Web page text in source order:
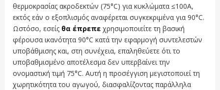
θερμοκρασίας ακροδεκτών (75°C) για κυκλώματα ≤100A,
εκτός εάν ο εξοπλισμός αναφέρεται συγκεκριμένα για 90°C.
Ωστόσο, εσείς θα έπρεπε χρησιμοποιείτε τη βασική
φέρουσα ικανότητα 90°C κατά την εφαρμογή συντελεστών
υποβάθμισης και, στη συνέχεια, επαληθεύετε ότι το
υποβαθμισμένο αποτέλεσμα δεν υπερβαίνει την
ονομαστική τιμή 75°C. Αυτή η προσέγγιση μεγιστοποιεί τη
χωρητικότητα του αγωγού, διασφαλίζοντας παράλληλα